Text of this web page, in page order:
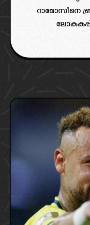
റാമോസിനെ
ലോകകപ്പ്